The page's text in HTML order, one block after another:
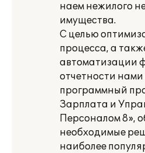
наем нежилого
имущества.
С целью
процесса, а
автоматизации
отчетности
программный
Зарплата и
Персоналом 8»,
необходимые
наиболее